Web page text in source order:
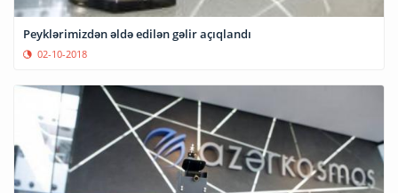
Peyklərimizdən əldə edilən gəlir açıqlandı
02-10-2018